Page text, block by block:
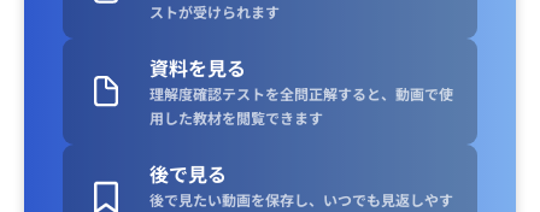
ストが受けられます
資料を見る
理解度確認テストを全問正解すると、動画で使
用した教材を閲覧できます
後で見る
後で見たい動画を保存し、いつでも見返しやす